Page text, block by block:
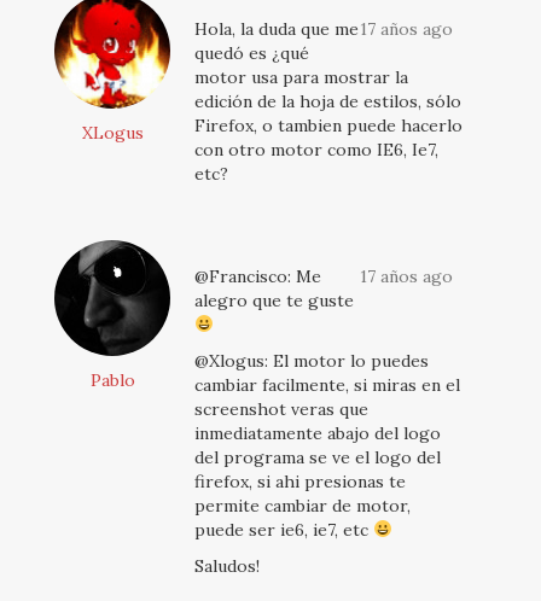
XLogus
17 años ago
Hola, la duda que me
quedó es ¿qué
motor usa para mostrar la
edición de la hoja de estilos, sólo
Firefox, o tambien puede hacerlo
con otro motor como IE6, Ie7,
etc?
Pablo
17 años ago
@Francisco: Me
alegro que te guste
@Xlogus: El motor lo puedes
cambiar facilmente, si miras en el
screenshot veras que
inmediatamente abajo del logo
del programa se ve el logo del
firefox, si ahi presionas te
permite cambiar de motor,
puede ser ie6, ie7, etc
Saludos!